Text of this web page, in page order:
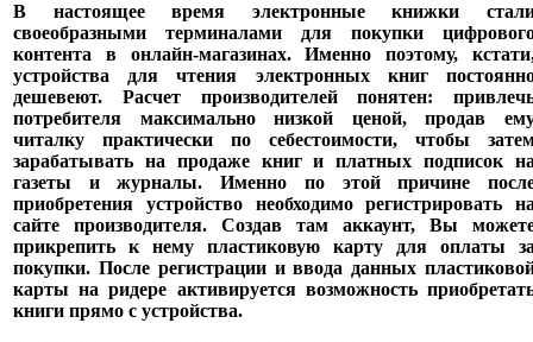
В настоящее время электронные книжки
своеобразными терминалами для покупки
контента в онлайн-магазинах. Именно поэтому,
устройства для чтения электронных книг
дешевеют. Расчет производителей понятен:
потребителя максимально низкой ценой, продав
читалку практически по себестоимости, чтобы
зарабатывать на продаже книг и платных подписок
газеты и журналы. Именно по этой причине
приобретения устройство необходимо регистрировать
сайте производителя. Создав там аккаунт, Вы
прикрепить к нему пластиковую карту для оплаты
покупки. После регистрации и ввода данных
карты на ридере активируется возможность
книги прямо с устройства.